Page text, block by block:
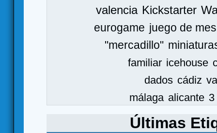
valencia Kickstarter
eurogame juego de
"mercadillo"
familiar icehouse
dados cádiz
málaga alicante
Últimas